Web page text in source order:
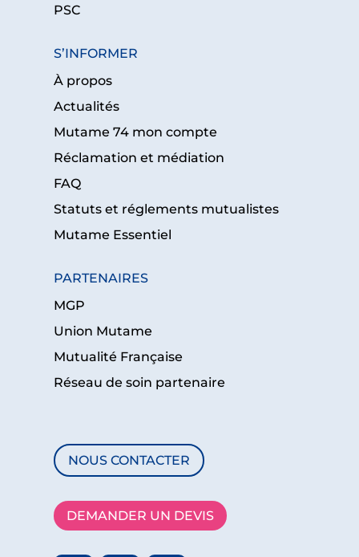
PSC
S’INFORMER
À propos
Actualités
Mutame 74 mon compte
Réclamation et médiation
FAQ
Statuts et réglements mutualistes
Mutame Essentiel
PARTENAIRES
MGP
Union Mutame
Mutualité Française
Réseau de soin partenaire
NOUS CONTACTER
DEMANDER UN DEVIS